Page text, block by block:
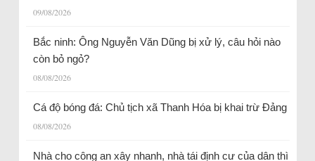
09/08/2026
Bắc ninh: Ông Nguyễn Văn Dũng bị xử lý, câu hỏi nào
còn bỏ ngỏ?
08/08/2026
Cá độ bóng đá: Chủ tịch xã Thanh Hóa bị khai trừ Đảng
08/08/2026
Nhà cho công an xây nhanh, nhà tái định cư của dân thì